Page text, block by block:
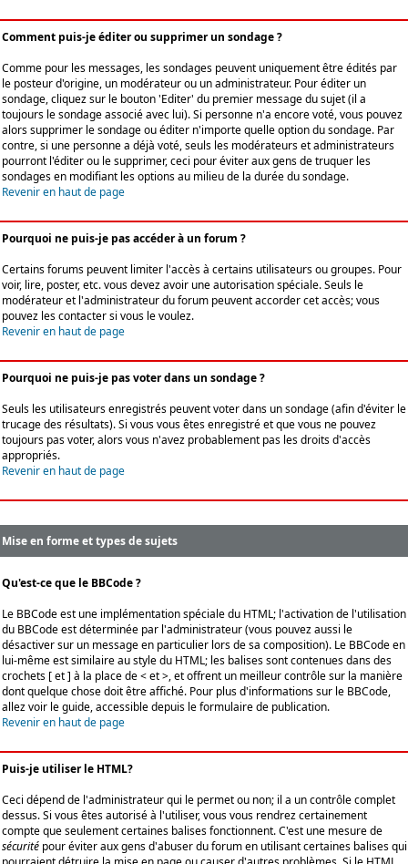
Comment puis-je éditer ou supprimer un sondage ?
Comme pour les messages, les sondages peuvent uniquement être édités par
le posteur d'origine, un modérateur ou un administrateur. Pour éditer un
sondage, cliquez sur le bouton 'Editer' du premier message du sujet (il a
toujours le sondage associé avec lui). Si personne n'a encore voté, vous pouvez
alors supprimer le sondage ou éditer n'importe quelle option du sondage. Par
contre, si une personne a déjà voté, seuls les modérateurs et administrateurs
pourront l'éditer ou le supprimer, ceci pour éviter aux gens de truquer les
sondages en modifiant les options au milieu de la durée du sondage.
Revenir en haut de page
Pourquoi ne puis-je pas accéder à un forum ?
Certains forums peuvent limiter l'accès à certains utilisateurs ou groupes. Pour
voir, lire, poster, etc. vous devez avoir une autorisation spéciale. Seuls le
modérateur et l'administrateur du forum peuvent accorder cet accès; vous
pouvez les contacter si vous le voulez.
Revenir en haut de page
Pourquoi ne puis-je pas voter dans un sondage ?
Seuls les utilisateurs enregistrés peuvent voter dans un sondage (afin d'éviter le
trucage des résultats). Si vous vous êtes enregistré et que vous ne pouvez
toujours pas voter, alors vous n'avez probablement pas les droits d'accès
appropriés.
Revenir en haut de page
Mise en forme et types de sujets
Qu'est-ce que le BBCode ?
Le BBCode est une implémentation spéciale du HTML; l'activation de l'utilisation
du BBCode est déterminée par l'administrateur (vous pouvez aussi le
désactiver sur un message en particulier lors de sa composition). Le BBCode en
lui-même est similaire au style du HTML; les balises sont contenues dans des
crochets [ et ] à la place de < et >, et offrent un meilleur contrôle sur la manière
dont quelque chose doit être affiché. Pour plus d'informations sur le BBCode,
allez voir le guide, accessible depuis le formulaire de publication.
Revenir en haut de page
Puis-je utiliser le HTML?
Ceci dépend de l'administrateur qui le permet ou non; il a un contrôle complet
dessus. Si vous êtes autorisé à l'utiliser, vous vous rendrez certainement
compte que seulement certaines balises fonctionnent. C'est une mesure de
sécurité pour éviter aux gens d'abuser du forum en utilisant certaines balises qui